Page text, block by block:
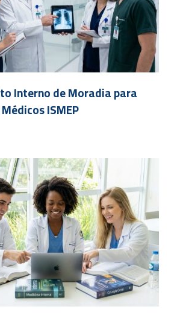
Interno de Moradia para
ISMEP